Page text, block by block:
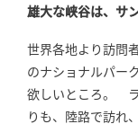
雄大な峡谷は、サ
世界各地より訪問
のナショナルパー
欲しいところ。
りも、陸路で訪れ